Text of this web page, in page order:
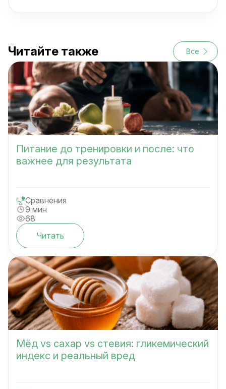
Читайте также Все
Питание до тренировки и после: что
важнее для результата
Сравнения
9 мин
68
Читать
Мёд vs сахар vs стевия: гликемический
индекс и реальный вред